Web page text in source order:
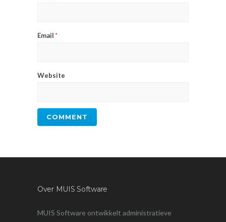
Email*
Website
Over MUIS Software
MUIS Software ontwikkelt administratieve